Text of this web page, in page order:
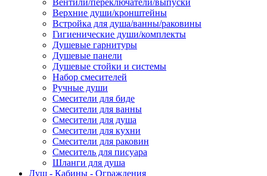
Вентили/переключатели/выпуски
Верхние души/кронштейны
Встройка для душа/ванны/раковины
Гигиенические души/комплекты
Душевые гарнитуры
Душевые панели
Душевые стойки и системы
Набор смесителей
Ручные души
Смесители для биде
Смесители для ванны
Смесители для душа
Смесители для кухни
Смесители для раковин
Смеситель для писуара
Шланги для душа
Душ - Кабины - Ограждения